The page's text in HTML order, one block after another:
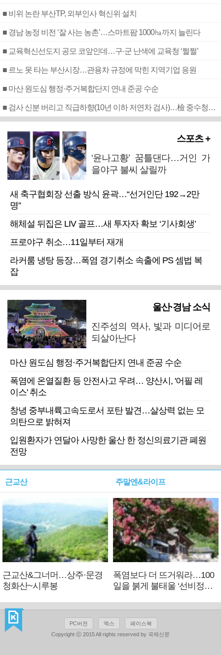
■ 비위 논란 부산TP, 외부인사 혁신위 설치
■ 경남 농정 비전 ‘잘 사는 농촌’…스마트팜 1000㏊까지 늘린다
■ 교육혁신선도지 공모 코앞인데…구·군 난색에 교육청 ‘쩔쩔’
■ 르노 못 타는 부산시장…관용차 규정에 막힌 지역기업 응원
■ 마산 원도심 행정·주거복합단지 연내 준공 수순
■ 검사 신분 버리고 직급하향(10년 이하 저연차 검사)…檢 중수청행 기피
스포츠 +
‘윤나고황’ 꿈틀댄다…거인 가
을야구 불씨 살릴까
새 축구협회장 선출 방식 윤곽…“선거인단 192→2만
명”
해체설 뒤집은 LIV 골프…새 투자자 확보 ‘기사회생’
프로야구 취소…11일부터 재개
라커룸 냉탕 등장…폭염 경기취소 속출에 PS 셈법 복
잡
울산·경남 소식
진주성의 역사, 빛과 미디어로
되살아난다
마산 원도심 행정·주거복합단지 연내 준공 수순
폭염에 온열질환 등 안전사고 우려… 양산시, '어필 레
이스' 취소
창녕 중부내륙고속도로서 포탄 발견…살상력 없는 모
의탄으로 밝혀져
입원환자가 연달아 사망한 울산 한 정신의료기관 폐원
전망
근교산
근교산&그너머…상주·문경
청화산~시루봉
주말엔&라이프
폭염보다 더 뜨거워라…100
일을 붉게 불태울 ‘선비정신’
PC버전 엑스
페이스북
Copyright ⓒ 2015 All rights reserved by 국제신문